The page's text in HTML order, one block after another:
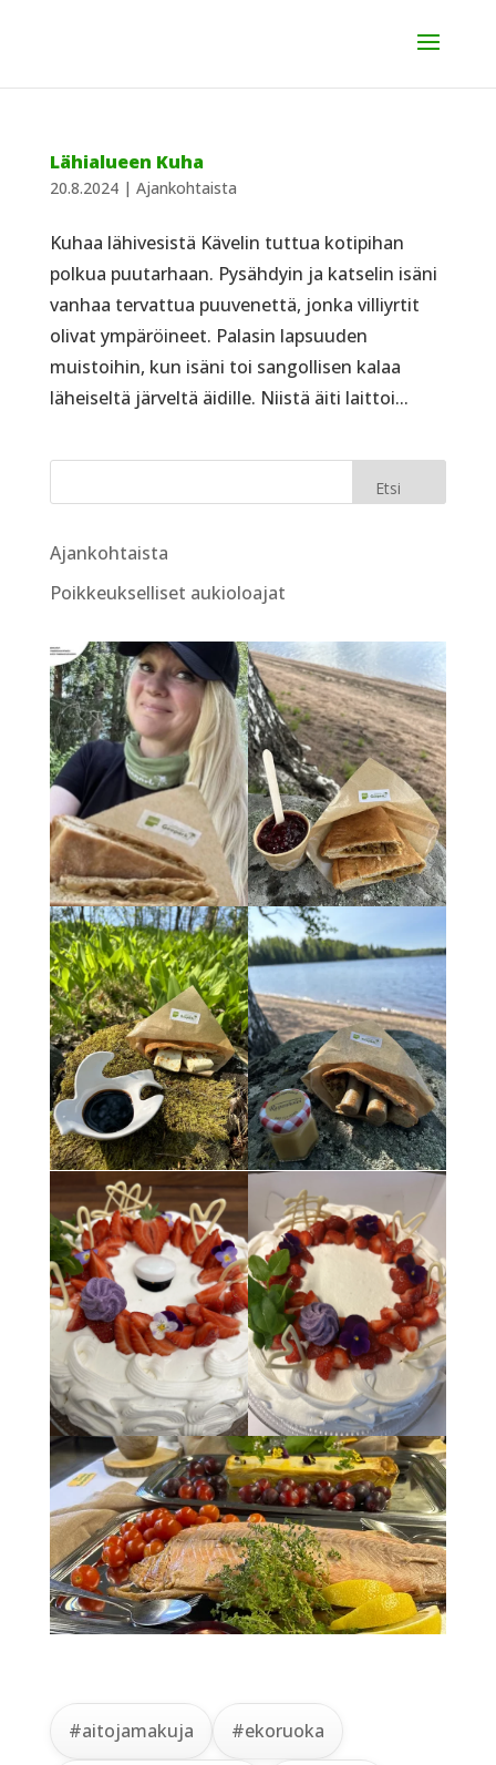
Lähialueen Kuha
20.8.2024| Ajankohtaista
Kuhaa lähivesistä Kävelin tuttua kotipihan
polkua puutarhaan. Pysähdyin ja katselin isäni
vanhaa tervattua puuvenettä, jonka villiyrtit
olivat ympäröineet. Palasin lapsuuden
muistoihin, kun isäni toi sangollisen kalaa
läheiseltä järveltä äidille. Niistä äiti laittoi...
Etsi
Ajankohtaista
Poikkeukselliset aukioloajat
#aitojamakuja #ekoruoka